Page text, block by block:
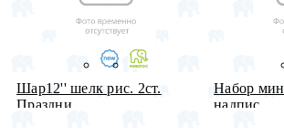
Шар12'' шелк рис. 2ст.
Праздни...
Набор
надпис...